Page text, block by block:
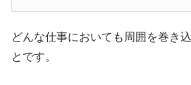
どんな仕事においても周囲を巻き
とです。